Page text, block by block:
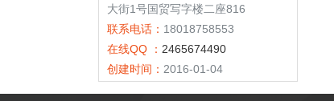
大街1号国贸写字楼二座816
联系电话： 18018758553
在线QQ ： 2465674490
创建时间： 2016-01-04